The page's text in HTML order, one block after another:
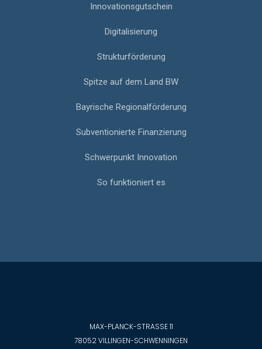
Innovationsgutschein
Digitalisierung
Strukturförderung
Spitze auf dem Land BW
Bayrische Regionalförderung
Subventionierte Finanzierung
Schwerpunkt Innovation
So funktioniert es
MAX-PLANCK-STRASSE 11
78052 VILLINGEN-SCHWENNINGEN